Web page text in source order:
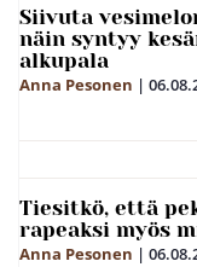
Siivuta
näin syntyy
alkupala
Anna Pesonen |
Tiesitkö, että
rapeaksi myös
Anna Pesonen |